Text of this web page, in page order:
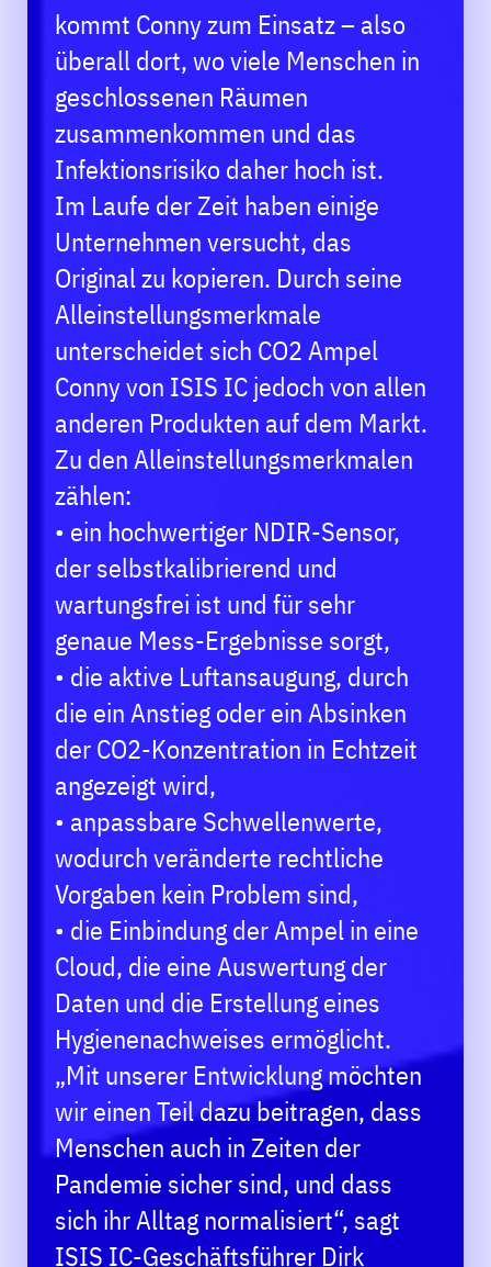
kommt Conny zum Einsatz – also
überall dort, wo viele Menschen in
geschlossenen Räumen
zusammenkommen und das
Infektionsrisiko daher hoch ist.
Im Laufe der Zeit haben einige
Unternehmen versucht, das
Original zu kopieren. Durch seine
Alleinstellungsmerkmale
unterscheidet sich CO2 Ampel
Conny von ISIS IC jedoch von allen
anderen Produkten auf dem Markt.
Zu den Alleinstellungsmerkmalen
zählen:
• ein hochwertiger NDIR-Sensor,
der selbstkalibrierend und
wartungsfrei ist und für sehr
genaue Mess-Ergebnisse sorgt,
• die aktive Luftansaugung, durch
die ein Anstieg oder ein Absinken
der CO2-Konzentration in Echtzeit
angezeigt wird,
• anpassbare Schwellenwerte,
wodurch veränderte rechtliche
Vorgaben kein Problem sind,
• die Einbindung der Ampel in eine
Cloud, die eine Auswertung der
Daten und die Erstellung eines
Hygienenachweises ermöglicht.
„Mit unserer Entwicklung möchten
wir einen Teil dazu beitragen, dass
Menschen auch in Zeiten der
Pandemie sicher sind, und dass
sich ihr Alltag normalisiert“, sagt
ISIS IC-Geschäftsführer Dirk